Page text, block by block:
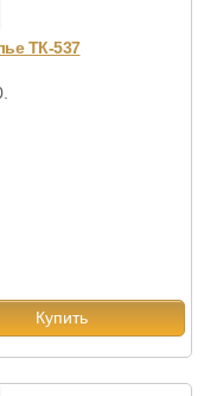
ТК-537
Купить